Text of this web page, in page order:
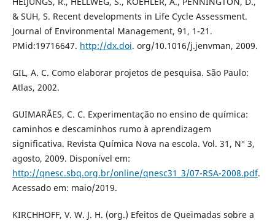
& SUH, S. Recent developments in Life Cycle Assessment.
Journal of Environmental Management, 91, 1-21.
PMid:19716647. http://dx.doi. org/10.1016/j.jenvman, 2009.
GIL, A. C. Como elaborar projetos de pesquisa. São Paulo:
Atlas, 2002.
GUIMARÃES, C. C. Experimentação no ensino de química:
caminhos e descaminhos rumo à aprendizagem
significativa. Revista Química Nova na escola. Vol. 31, N° 3,
agosto, 2009. Disponível em:
http://qnesc.sbq.org.br/online/qnesc31_3/07-RSA-2008.pdf.
Acessado em: maio/2019.
KIRCHHOFF, V. W. J. H. (org.) Efeitos de Queimadas sobre a